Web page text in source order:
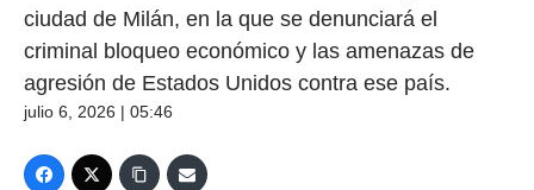
ciudad de Milán, en la que se denunciará el
criminal bloqueo económico y las amenazas de
agresión de Estados Unidos contra ese país.
julio 6, 2026 | 05:46